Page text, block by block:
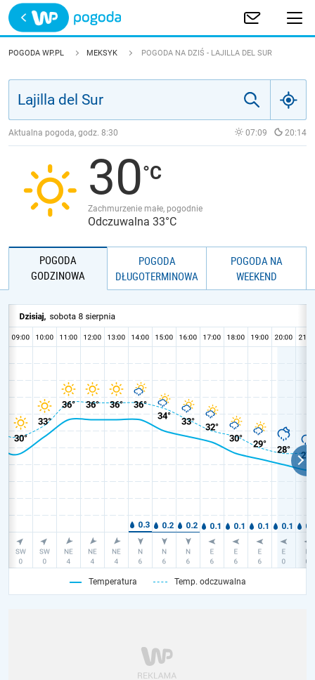
Trwa ładowanie
POLSKA
JAKOŚĆ POWIETRZA
POGODA WP.PL MEKSYK POGODA NA DZIŚ - LAJILLA DEL SUR
Aktualna pogoda, godz. 8:30 07:09 20:14
30
Zachmurzenie małe, pogodnie
Odczuwalna 33°C
POGODA
GODZINOWA
POGODA
DŁUGOTERMINOWA
POGODA NA
WEEKEND
Temperatura Temp. odczuwalna